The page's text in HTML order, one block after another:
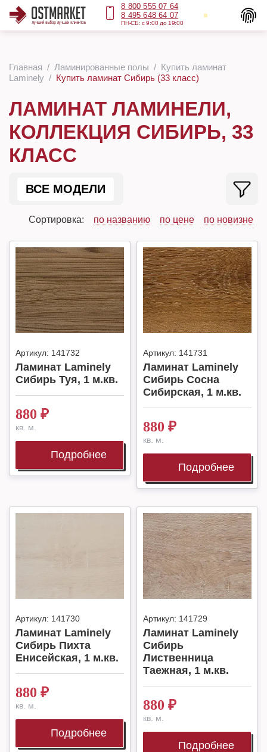
8 800 555 07 64
8 495 648 64 07
ПН-СБ: с 9:00 до 19:00
Главная Ламинированные полы
Купить ламинат
Laminely
Купить ламинат Сибирь (33 класс)
ЛАМИНАТ ЛАМИНЕЛИ,
КОЛЛЕКЦИЯ СИБИРЬ, 33
КЛАСС
ВСЕ МОДЕЛИ
Сортировка: по названию по цене по новизне
Артикул: 141732
Ламинат Laminely
Сибирь Туя, 1 м.кв.
880 ₽
кв. м.
Подробнее
Артикул: 141731
Ламинат Laminely
Сибирь Сосна
Сибирская, 1 м.кв.
880 ₽
кв. м.
Подробнее
Артикул: 141730
Ламинат Laminely
Сибирь Пихта
Енисейская, 1 м.кв.
880 ₽
кв. м.
Подробнее
Артикул: 141729
Ламинат Laminely
Сибирь
Лиственница
Таежная, 1 м.кв.
880 ₽
кв. м.
Подробнее